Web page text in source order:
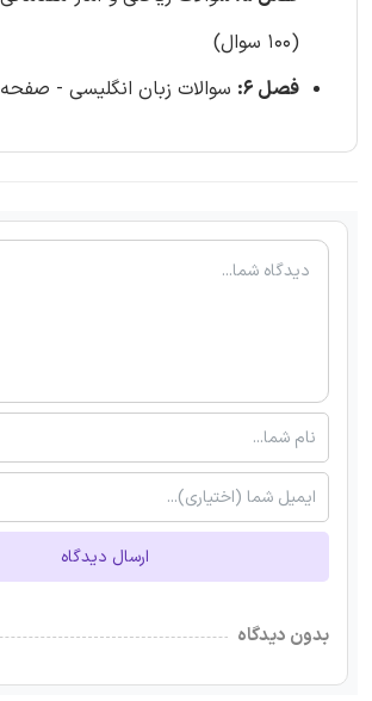
(100 سوال)
فصل 6:
سوالات زبان انگلیسی - صفحه 162 (100 سوال)
ارسال دیدگاه
بدون دیدگاه